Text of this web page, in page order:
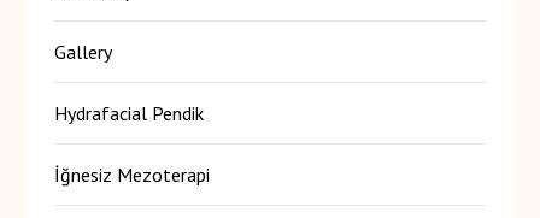
Gallery
Hydrafacial Pendik
İğnesiz Mezoterapi